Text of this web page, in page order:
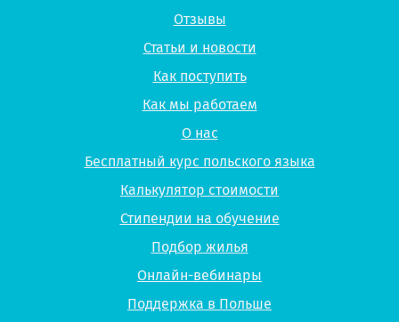
Отзывы
Статьи и новости
Как поступить
Как мы работаем
О нас
Бесплатный курс польского языка
Калькулятор стоимости
Стипендии на обучение
Подбор жилья
Онлайн-вебинары
Поддержка в Польше